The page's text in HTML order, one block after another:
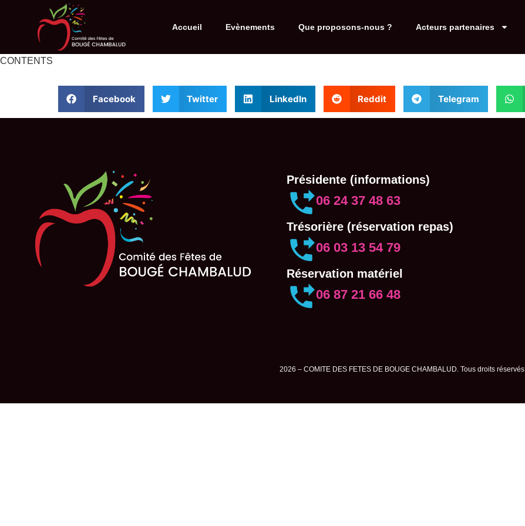
Accueil Evènements Que proposons-nous ? Acteurs partenaires
CONTENTS
Facebook Twitter LinkedIn Reddit Telegram
Présidente (informations)
06 24 37 48 63
Trésorière (réservation repas)
06 03 13 54 79
Réservation matériel
06 87 21 66 48
2026 – COMITE DES FETES DE BOUGE CHAMBALUD. Tous droits réservés